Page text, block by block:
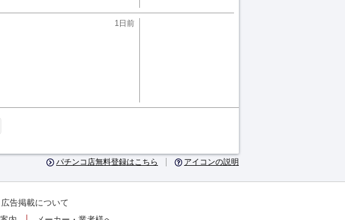
1日前
パチンコ店無料登録はこちら アイコンの説明
広告掲載について